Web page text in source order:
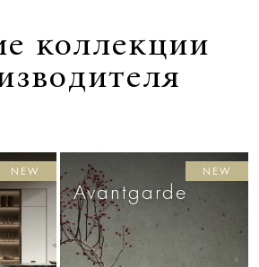
коллекции
NEW
Avantgarde
NEW